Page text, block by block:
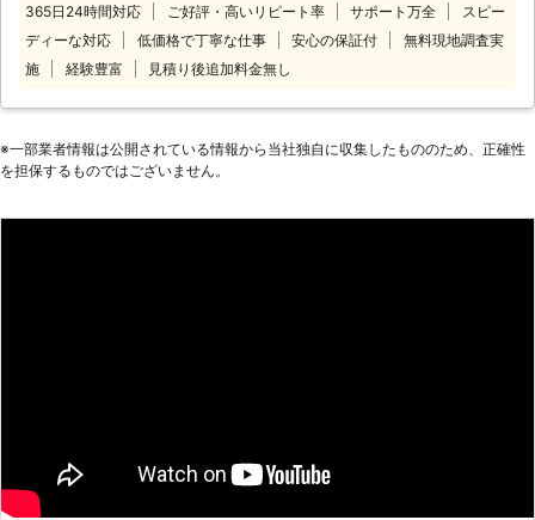
い。 井戸掘り110番は、24時間365日
いつでもコールセンターが稼働してお
りますので、お客様のご都合に応じた
す。 コールセンターのスタッフがお
客様のご要望を詳しくお聞きします。
寧・迅速をモットーとしお客様のご希
365日24時間対応 ご好評・高いリピート率 サポート万全
スピー
ディーな対応
低価格で丁寧な仕事 安心の保証付
無料現地調査実
施
経験豊富 見積り後追加料金無し
※⼀部業者情報は公開されている情報から当社独⾃に収集したもののため、正確性
を担保するものではございません。